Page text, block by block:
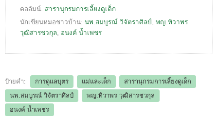
คอลัมน์: สารานุกรมการเลี้ยงดูเด็ก
นักเขียนหมอชาวบ้าน: นพ.สมบูรณ์ วิจัตราศิลป์ พญ.ทิวาพร
วุฒิสารชวกุล อนงค์ น้ำเพชร
ป้ายคำ: การดูแลบุตร แม่และเด็ก
สารานุกรมการเลี้ยงดูเด็ก
นพ.สมบูรณ์ วิจัตราศิลป์
พญ.ทิวาพร วุฒิสารชวกุล
อนงค์ น้ำเพชร